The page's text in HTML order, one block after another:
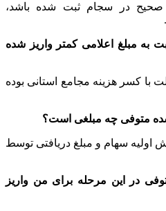
در سجام ثبت شده باشد،
به مبلغ اعلامی کمتر واریز شده
با کسر هزینه مجامع استانی بوده
اولیه سهام و مبلغ دریافتی توسط
در این مرحله برای من واریز